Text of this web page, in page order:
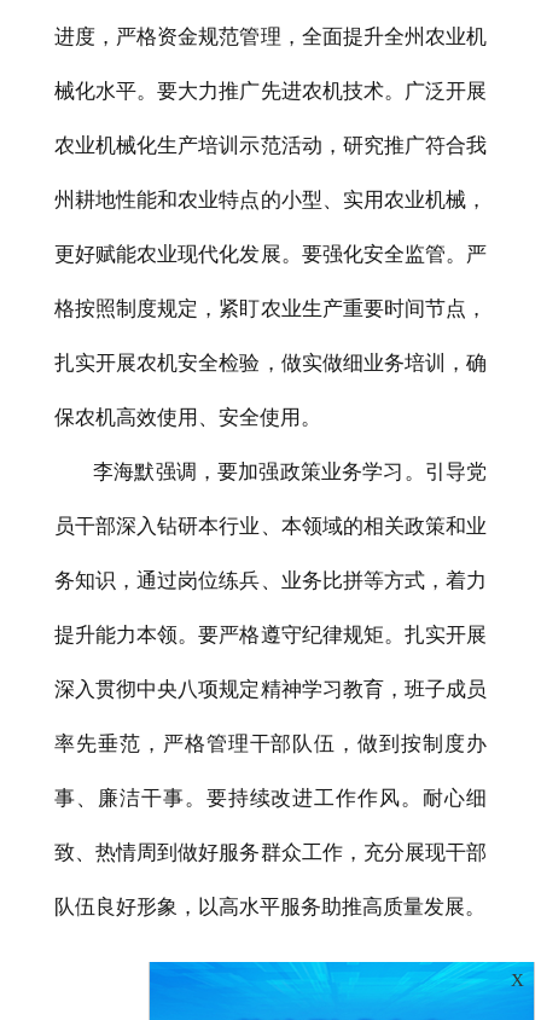
进度，严格资金规范管理，全面提升全州农业机
械化水平。要大力推广先进农机技术。广泛开展
农业机械化生产培训示范活动，研究推广符合我
州耕地性能和农业特点的小型、实用农业机械，
更好赋能农业现代化发展。要强化安全监管。严
格按照制度规定，紧盯农业生产重要时间节点，
扎实开展农机安全检验，做实做细业务培训，确
保农机高效使用、安全使用。
李海默强调，要加强政策业务学习。引导党
员干部深入钻研本行业、本领域的相关政策和业
务知识，通过岗位练兵、业务比拼等方式，着力
提升能力本领。要严格遵守纪律规矩。扎实开展
深入贯彻中央八项规定精神学习教育，班子成员
率先垂范，严格管理干部队伍，做到按制度办
事、廉洁干事。要持续改进工作作风。耐心细
致、热情周到做好服务群众工作，充分展现干部
队伍良好形象，以高水平服务助推高质量发展。
X